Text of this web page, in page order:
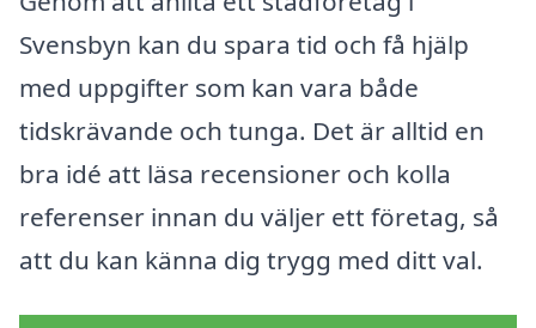
Svensbyn kan du spara tid och få hjälp
med uppgifter som kan vara både
tidskrävande och tunga. Det är alltid en
bra idé att läsa recensioner och kolla
referenser innan du väljer ett företag, så
att du kan känna dig trygg med ditt val.